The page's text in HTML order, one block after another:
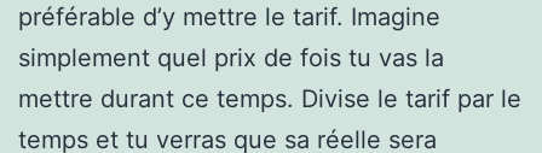
préférable d’y mettre le tarif. Imagine
simplement quel prix de fois tu vas la
mettre durant ce temps. Divise le tarif par le
temps et tu verras que sa réelle sera